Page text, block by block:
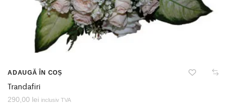
ADAUGĂ ÎN COȘ
Trandafiri
290,00 lei inclusiv TVA